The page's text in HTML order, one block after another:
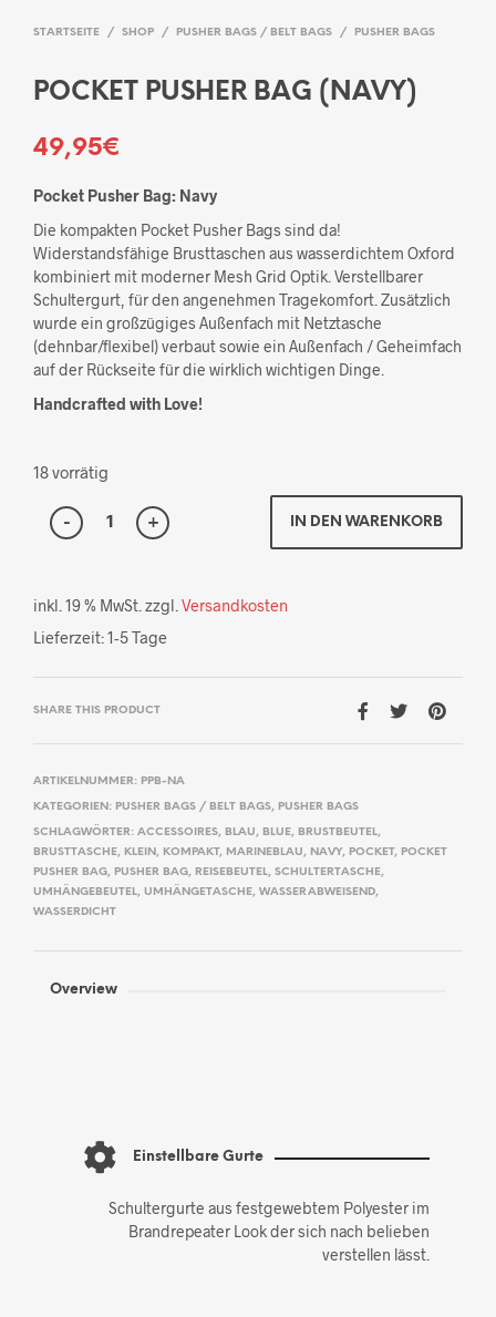
STARTSEITE / SHOP / PUSHER BAGS / BELT BAGS / PUSHER BAGS
POCKET PUSHER BAG (NAVY)
49,95€
Pocket Pusher Bag: Navy
Die kompakten Pocket Pusher Bags sind da!
Widerstandsfähige Brusttaschen aus wasserdichtem Oxford
kombiniert mit moderner Mesh Grid Optik. Verstellbarer
Schultergurt, für den angenehmen Tragekomfort. Zusätzlich
wurde ein großzügiges Außenfach mit Netztasche
(dehnbar/flexibel) verbaut sowie ein Außenfach / Geheimfach
auf der Rückseite für die wirklich wichtigen Dinge.
Handcrafted with Love!
18 vorrätig
IN DEN WARENKORB
inkl. 19 % MwSt. zzgl. Versandkosten
Lieferzeit:1-5 Tage
SHARE THIS PRODUCT
ARTIKELNUMMER: PPB-NA
KATEGORIEN: PUSHER BAGS / BELT BAGS, PUSHER BAGS
SCHLAGWÖRTER: ACCESSOIRES, BLAU, BLUE, BRUSTBEUTEL,
BRUSTTASCHE, KLEIN , KOMPAKT, MARINEBLAU, NAVY, POCKET, POCKET
PUSHER BAG, PUSHER BAG, REISEBEUTEL, SCHULTERTASCHE,
UMHÄNGEBEUTEL, UMHÄNGETASCHE, WASSERABWEISEND,
WASSERDICHT
Overview
Einstellbare Gurte
Schultergurte aus festgewebtem Polyester im
Brandrepeater Look der sich nach belieben
verstellen lässt.